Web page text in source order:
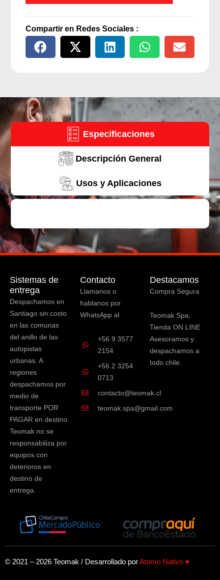
200Bar
21Lts
Trifasica
Compartir en Redes Sociales :
Especificaciones
Descripción General
Usos y Aplicaciones
Sistemas de
entrega
Despachamos en
Santiago sin costo
en las comunas
del anillo de las
autopistas
urbanas. A
regiones
despachamos por
medio de
transporte POR
PAGAR en destino.
Teomak no se
responsabiliza por
equipos con
deterioros en
destino de
entrega.
Contacto
Llamanos o
hablanos por
WhatsApp al
+56 9 3577
2154
+56 2 3254
0713
contacto@teomak.cl
teomak.spa@gmail.com
Destacamos
Compra Segura
Teomak Spa,
Tienda ON LINE
Asesoramos y
despachamos a
todo chile.
© 2021 – 2026 Teomak / Desarrollado porAtomo Nativo ♥